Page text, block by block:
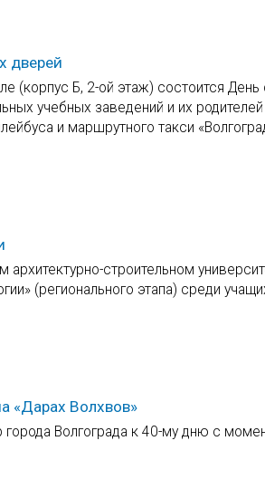
дверей
(корпус Б, 2-ой этаж) состоится
учебных заведений и их
и маршрутного такси
архитектурно-строительном
(регионального этапа) среди
«Дарах Волхвов»
Волгограда к 40-му дню с